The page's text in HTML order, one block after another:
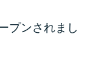
プンされまし